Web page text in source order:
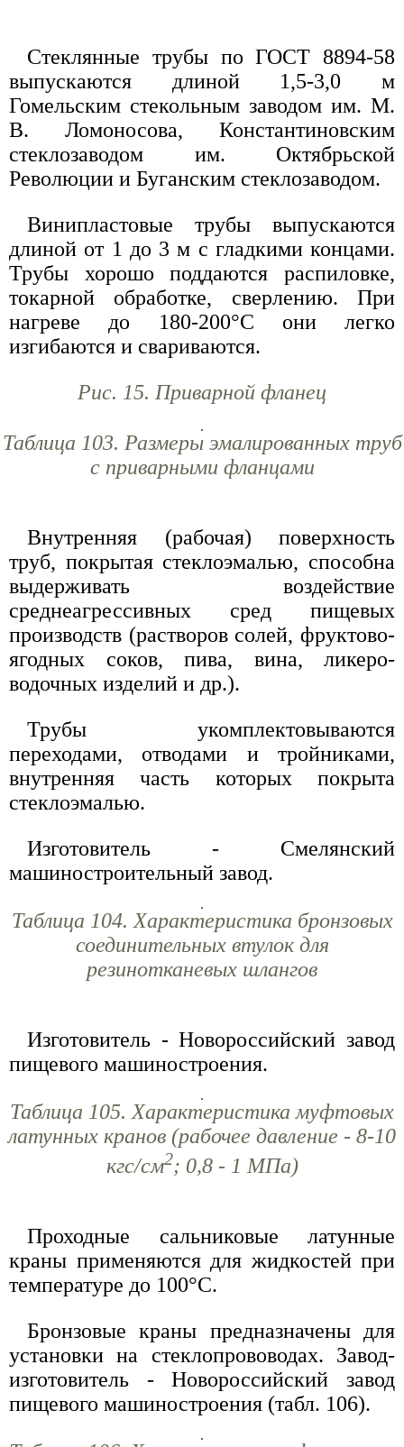
Стеклянные трубы по ГОСТ 8894-58
выпускаются длиной 1,5-3,0 м
Гомельским стекольным заводом им. М.
В. Ломоносова, Константиновским
стеклозаводом им. Октябрьской
Революции и Буганским стеклозаводом.
Винипластовые трубы выпускаются
длиной от 1 до 3 м с гладкими концами.
Трубы хорошо поддаются распиловке,
токарной обработке, сверлению. При
нагреве до 180-200°С они легко
изгибаются и свариваются.
Рис. 15. Приварной фланец
Таблица 103. Размеры эмалированных труб
с приварными фланцами
Внутренняя (рабочая) поверхность
труб, покрытая стеклоэмалью, способна
выдерживать воздействие
среднеагрессивных сред пищевых
производств (растворов солей, фруктово-
ягодных соков, пива, вина, ликеро-
водочных изделий и др.).
Трубы укомплектовываются
переходами, отводами и тройниками,
внутренняя часть которых покрыта
стеклоэмалью.
Изготовитель - Смелянский
машиностроительный завод.
Таблица 104. Характеристика бронзовых
соединительных втулок для
резинотканевых шлангов
Изготовитель - Новороссийский завод
пищевого машиностроения.
Таблица 105. Характеристика муфтовых
латунных кранов (рабочее давление - 8-10
кгс/см2; 0,8 - 1 МПа)
Проходные сальниковые латунные
краны применяются для жидкостей при
температуре до 100°С.
Бронзовые краны предназначены для
установки на стеклопрововодах. Завод-
изготовитель - Новороссийский завод
пищевого машиностроения (табл. 106).